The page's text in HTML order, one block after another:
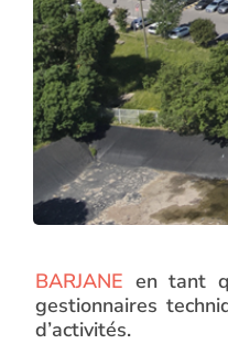
BARJANE en tant
gestionnaires
d’activités.